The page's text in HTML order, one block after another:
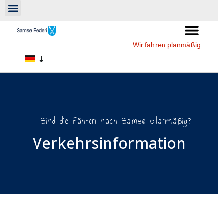
Wir fahren planmäßig.
Sind die Fähren nach Samsø planmäßig?
Verkehrsinformation​